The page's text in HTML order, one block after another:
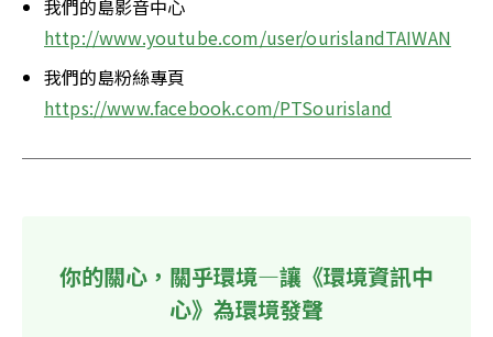
我們的島影音中心
http://www.youtube.com/user/ourislandTAIWAN
我們的島粉絲專頁
https://www.facebook.com/PTSourisland
你的關心，關乎環境—讓《環境資訊中
心》為環境發聲